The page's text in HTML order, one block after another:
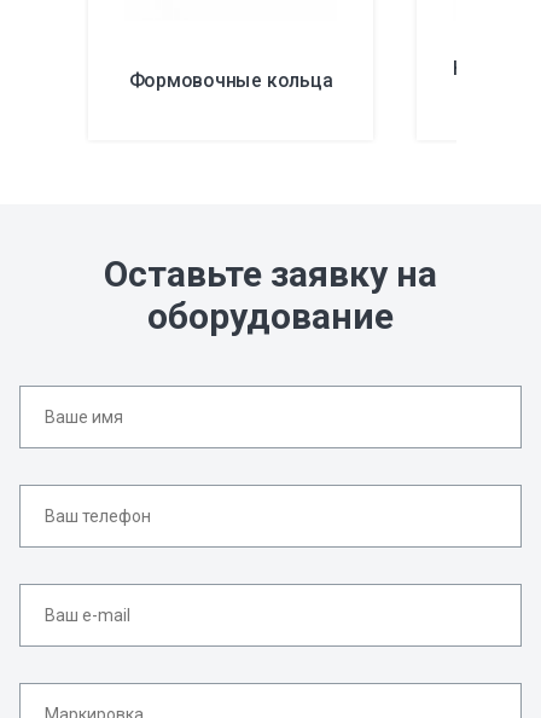
Формовочные кольца
Оставьте заявку на
оборудование